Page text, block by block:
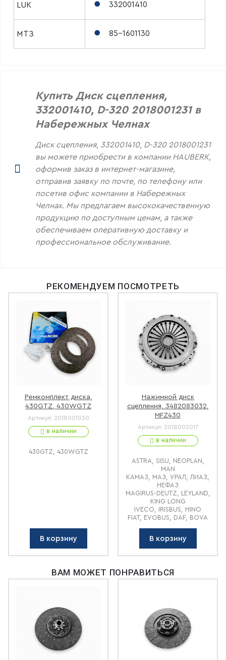
LUK 332001410
МТЗ 85-1601130
Купить Диск сцепления,
332001410, D-320 2018001231 в
Набережных Челнах
Диск сцепления, 332001410, D-320 2018001231
вы можете приобрести в компании HAUBERK,
оформив заказ в интернет-магазине,
отправив заявку по почте, по телефону или
посетив офис компании в Набережных
Челнах. Мы предлагаем высококачественную
продукцию по доступным ценам, а также
обеспечиваем оперативную доставку и
профессиональное обслуживание.
РЕКОМЕНДУЕМ ПОСМОТРЕТЬ
Ремкомплект диска,
430GTZ, 430WGTZ
Артикул: 2018001030
в наличии
430GTZ, 430WGTZ
В корзину
Нажимной диск
сцепления, 3482083032,
MFZ430
Артикул: 2018002017
в наличии
ASTRA, SISU, NEOPLAN,
MAN
КАМАЗ, МАЗ, УРАЛ, ЛИАЗ,
НЕФАЗ
MAGIRUS-DEUTZ, LEYLAND,
KING LONG
IVECO, IRISBUS, HINO
FIAT, EVOBUS, DAF, BOVA
В корзину
ВАМ МОЖЕТ ПОНРАВИТЬСЯ